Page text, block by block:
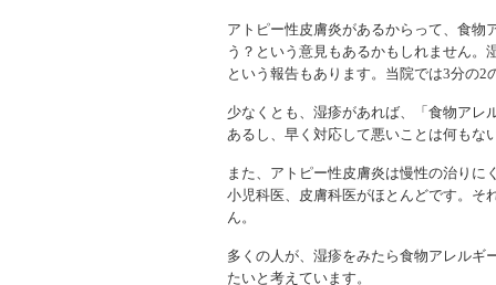
アトピー性皮膚炎があるからって、食物
う？という意見もあるかもしれません。
という報告もあります。当院では3分の2
少なくとも、湿疹があれば、「食物アレ
あるし、早く対応して悪いことは何もな
また、アトピー性皮膚炎は慢性の治りに
小児科医、皮膚科医がほとんどです。そ
ん。
多くの人が、湿疹をみたら食物アレルギ
たいと考えています。